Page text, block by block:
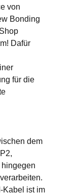
von
Bonding
Dafür
für die
dem
Kabel ist im